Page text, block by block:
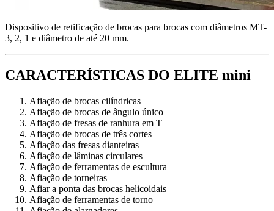
Dispositivo de retificação de brocas para brocas com diâmetros MT-
3, 2, 1 e diâmetro de até 20 mm.
CARACTERÍSTICAS DO ELITE mini
Afiação de brocas cilíndricas
Afiação de brocas de ângulo único
Afiação de fresas de ranhura em T
Afiação de brocas de três cortes
Afiação das fresas dianteiras
Afiação de lâminas circulares
Afiação de ferramentas de escultura
Afiação de torneiras
Afiar a ponta das brocas helicoidais
Afiação de ferramentas de torno